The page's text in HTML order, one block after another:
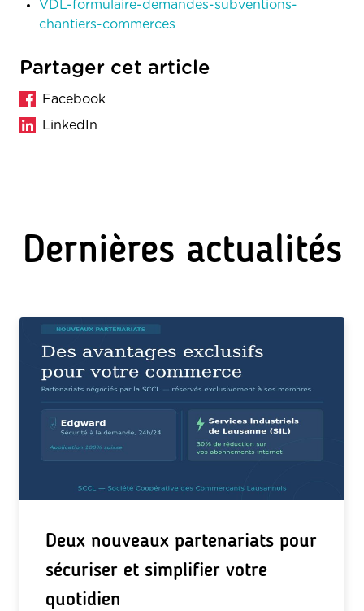
VDL-formulaire-demandes-subventions-
chantiers-commerces
Partager cet article
Facebook
LinkedIn
Dernières actualités
Deux nouveaux partenariats pour
sécuriser et simplifier votre
quotidien